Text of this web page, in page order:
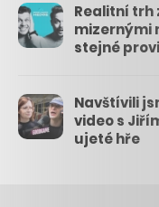
Realitní trh
mizernými
stejné
Navštívili
video s
ujeté hře